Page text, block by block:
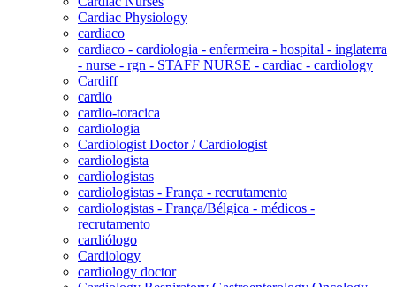
Cardiac Physiology
cardiaco
cardiaco - cardiologia - enfermeira - hospital - inglaterra
- nurse - rgn - STAFF NURSE - cardiac - cardiology
Cardiff
cardio
cardio-toracica
cardiologia
Cardiologist Doctor / Cardiologist
cardiologista
cardiologistas
cardiologistas - França - recrutamento
cardiologistas - França/Bélgica - médicos -
recrutamento
cardiólogo
Cardiology
cardiology doctor